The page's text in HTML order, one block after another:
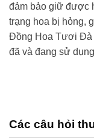
đảm bảo giữ được
trạng hoa bị hỏng,
Đồng Hoa Tươi Đà
đã và đang sử
Các câu hỏi